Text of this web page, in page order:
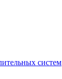
систем